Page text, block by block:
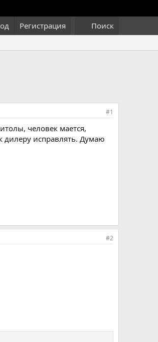
Регистрация Поиск
#1
человек мается,
дилеру исправлять. Думаю
#2